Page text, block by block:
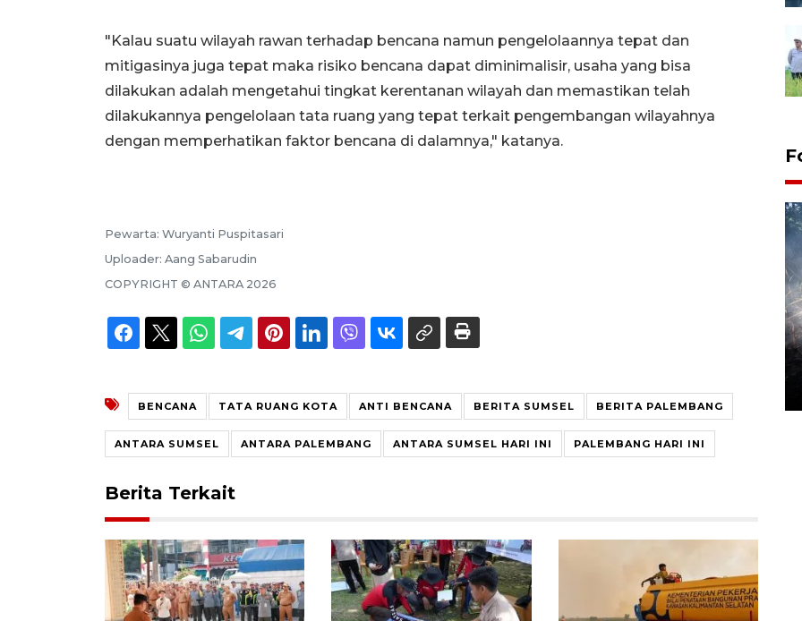
"Kalau suatu wilayah rawan terhadap bencana namun pengelolaannya tepat dan
mitigasinya juga tepat maka risiko bencana dapat diminimalisir, usaha yang bisa
dilakukan adalah mengetahui tingkat kerentanan wilayah dan memastikan telah
dilakukannya pengelolaan tata ruang yang tepat terkait pengembangan wilayahnya
dengan memperhatikan faktor bencana di dalamnya," katanya.
Pewarta: Wuryanti Puspitasari
Uploader: Aang Sabarudin
COPYRIGHT © ANTARA 2026
BENCANA TATA RUANG KOTA ANTI BENCANA BERITA SUMSEL BERITA PALEMBANG
ANTARA SUMSEL ANTARA PALEMBANG ANTARA SUMSEL HARI INI PALEMBANG HARI INI
Berita Terkait